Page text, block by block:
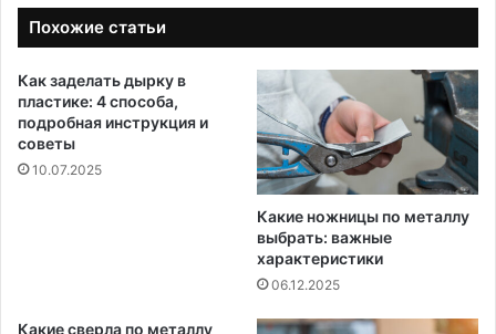
Похожие статьи
Как заделать дырку в
пластике: 4 способа,
подробная инструкция и
советы
10.07.2025
Какие ножницы по металлу
выбрать: важные
характеристики
06.12.2025
Какие сверла по металлу